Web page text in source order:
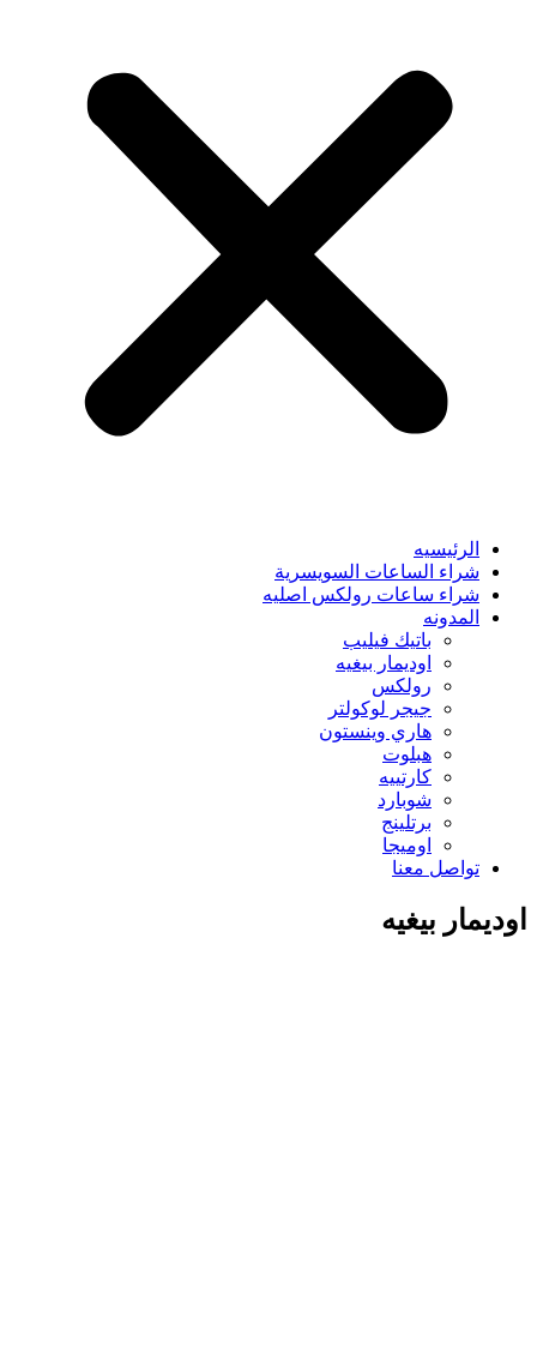
الرئيسيه
شراء الساعات السويسرية
شراء ساعات رولكس اصليه
المدونه
باتيك فيليب
اوديمار بيغيه
رولكس
جيجر لوكولتر
هاري وينستون
هبلوت
كارتييه
شوبارد
برتلينج
اوميجا
تواصل معنا
اوديمار بيغيه